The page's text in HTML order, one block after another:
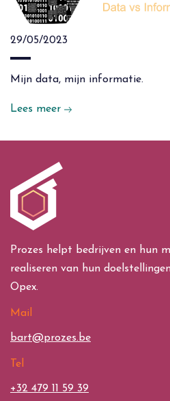
29/05/2023
Mijn data, mijn informatie.
Lees meer
Prozes helpt bedrijven en hun
realiseren van hun
Opex.
Mail
bart@prozes.be
Tel
+32 479 11 59 39